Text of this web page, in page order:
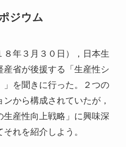
ジウム
８年３月３０日），日本生
産省が後援する「生産性シ
」を聞きに行った。２つの
から構成されていたが，
生産性向上戦略」に興味深
れを紹介しよう。